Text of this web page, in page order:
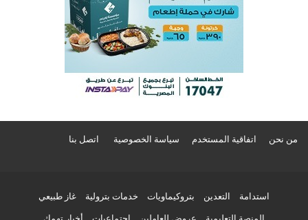
من نحن اتفاقية المستخدم سياسة الخصوصية اتصل بنا
استدامة التعدين بتروكيماويات خدمات بترولية غاز طبيعي